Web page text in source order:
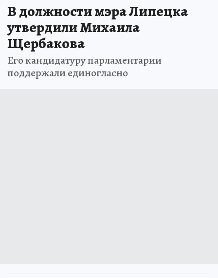
В должности мэра Липецка
утвердили Михаила
Щербакова
Его кандидатуру парламентарии
поддержали единогласно